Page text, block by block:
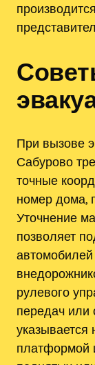
При вызове
Сабурово
точные
номер дома,
Уточнение
позволяет
рулевого
передач или
указывается
платформой